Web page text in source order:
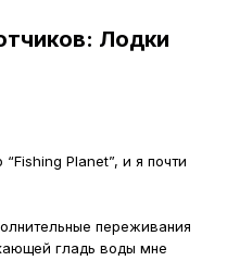
Лодки
Planet”, и я почти
переживания
гладь воды мне